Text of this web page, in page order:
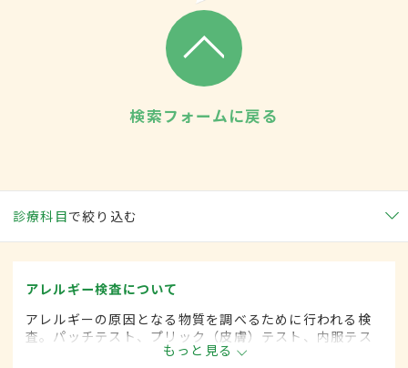
検索フォームに戻る
診療科目で絞り込む
アレルギー検査について
アレルギーの原因となる物質を調べるために行われる検
査。パッチテスト、プリック（皮膚）テスト、内服テス
トなどがある。アナフィラキシーなどアレルギーの症状
もっと見る